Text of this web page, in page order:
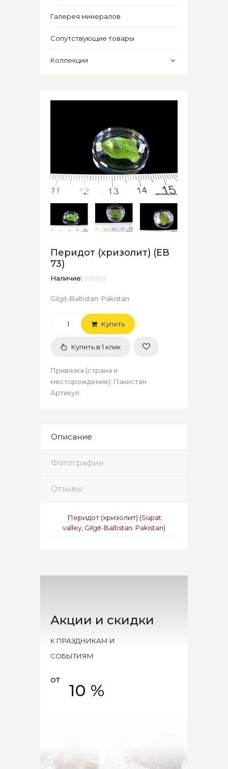
Галерея минералов
Сопутствующие товары
Коллекции
Перидот (хризолит) (ЕВ
73)
Наличие:
Gilgit-Baltistan. Pakistan
Купить
Купить в 1 клик
Привязка (страна и
месторождение): Пакистан
Артикул:
Описание
Фотографии
Отзывы
Перидот (хризолит) (Supat
valley, Gilgit-Baltistan. Pakistan)
Акции и скидки
К ПРАЗДНИКАМ И
СОБЫТИЯМ
от
10 %